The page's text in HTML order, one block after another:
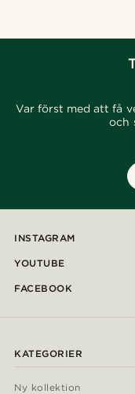
Var först med att få
och
INSTAGRAM
YOUTUBE
FACEBOOK
KATEGORIER
Ny kollektion